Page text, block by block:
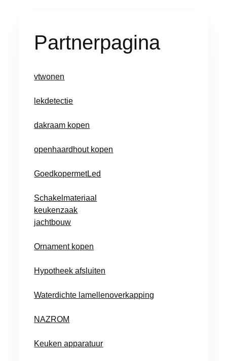
Partnerpagina
vtwonen
lekdetectie
dakraam kopen
openhaardhout kopen
GoedkopermetLed
Schakelmateriaal
keukenzaak
jachtbouw
Ornament kopen
Hypotheek afsluiten
Waterdichte lamellenoverkapping
NAZROM
Keuken apparatuur